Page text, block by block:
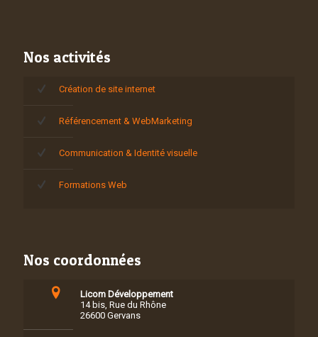
Nos activités
Création de site internet
Référencement & WebMarketing
Communication & Identité visuelle
Formations Web
Nos coordonnées
Licom Développement
14 bis, Rue du Rhône
26600 Gervans